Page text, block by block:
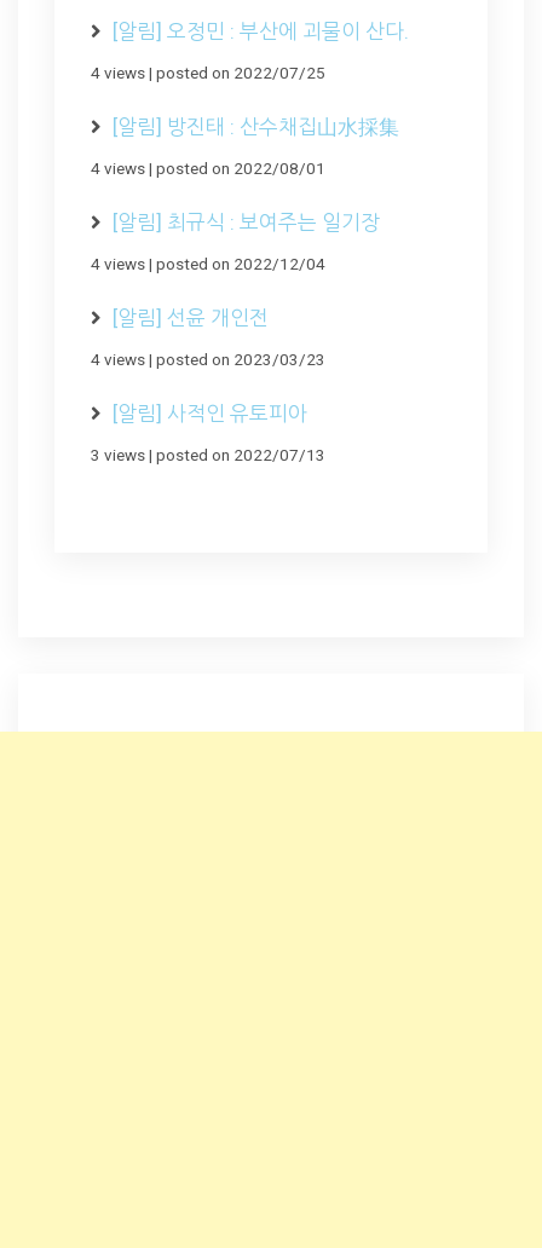
[알림] 오정민 : 부산에 괴물이 산다.
4 views| posted on 2022/07/25
[알림] 방진태 : 산수채집山水採集
4 views| posted on 2022/08/01
[알림] 최규식 : 보여주는 일기장
4 views| posted on 2022/12/04
[알림] 선윤 개인전
4 views| posted on 2023/03/23
[알림] 사적인 유토피아
3 views| posted on 2022/07/13